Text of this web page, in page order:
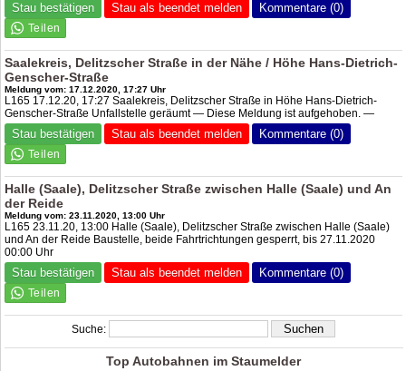
Stau bestätigen Stau als beendet melden Kommentare (0)
Saalekreis, Delitzscher Straße in der Nähe / Höhe Hans-Dietrich-
Genscher-Straße
Meldung vom: 17.12.2020, 17:27 Uhr
L165 17.12.20, 17:27 Saalekreis, Delitzscher Straße in Höhe Hans-Dietrich-
Genscher-Straße Unfallstelle geräumt — Diese Meldung ist aufgehoben. —
Stau bestätigen Stau als beendet melden Kommentare (0)
Halle (Saale), Delitzscher Straße zwischen Halle (Saale) und An
der Reide
Meldung vom: 23.11.2020, 13:00 Uhr
L165 23.11.20, 13:00 Halle (Saale), Delitzscher Straße zwischen Halle (Saale)
und An der Reide Baustelle, beide Fahrtrichtungen gesperrt, bis 27.11.2020
00:00 Uhr
Stau bestätigen Stau als beendet melden Kommentare (0)
Suche:
Top Autobahnen im Staumelder